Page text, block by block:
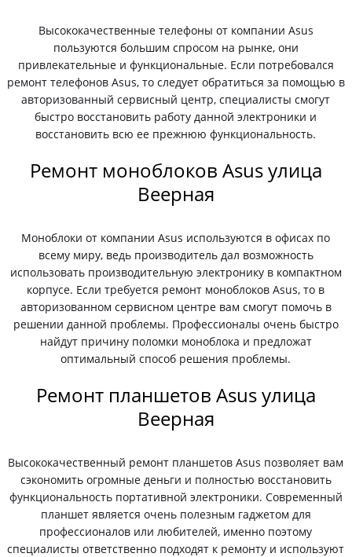
Высококачественные телефоны от компании Asus
пользуются большим спросом на рынке, они
привлекательные и функциональные. Если потребовался
ремонт телефонов Asus, то следует обратиться за помощью в
авторизованный сервисный центр, специалисты смогут
быстро восстановить работу данной электроники и
восстановить всю ее прежнюю функциональность.
Ремонт моноблоков Asus улица
Веерная
Моноблоки от компании Asus используются в офисах по
всему миру, ведь производитель дал возможность
использовать производительную электронику в компактном
корпусе. Если требуется ремонт моноблоков Asus, то в
авторизованном сервисном центре вам смогут помочь в
решении данной проблемы. Профессионалы очень быстро
найдут причину поломки моноблока и предложат
оптимальный способ решения проблемы.
Ремонт планшетов Asus улица
Веерная
Высококачественный ремонт планшетов Asus позволяет вам
сэкономить огромные деньги и полностью восстановить
функциональность портативной электроники. Современный
планшет является очень полезным гаджетом для
профессионалов или любителей, именно поэтому
специалисты ответственно подходят к ремонту и используют